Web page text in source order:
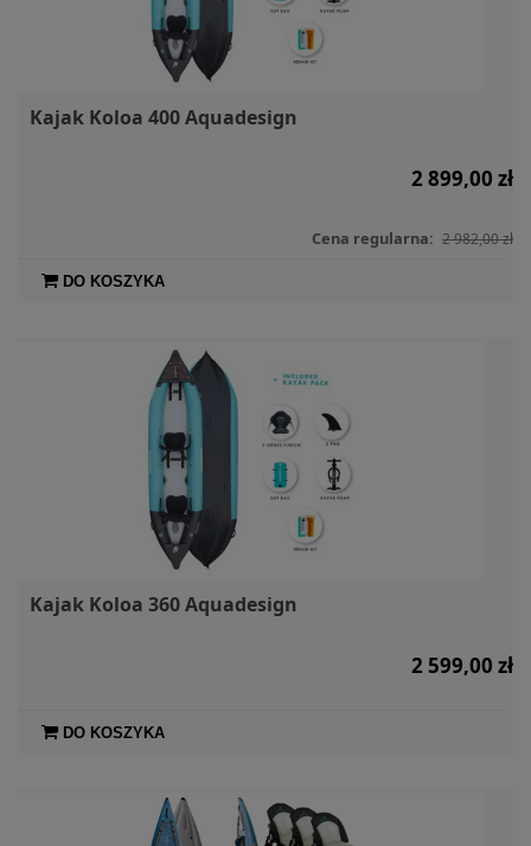
Kajak Koloa 400 Aquadesign
2 899,00 zł
Cena regularna: 2 982,00 zł
DO KOSZYKA
Kajak Koloa 360 Aquadesign
2 599,00 zł
DO KOSZYKA